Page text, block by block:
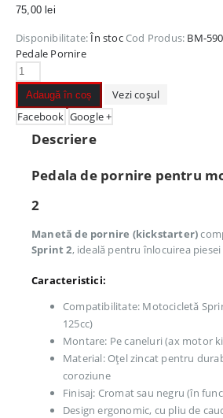
75,00 lei
Disponibilitate:În stocCod Produs: BM-
Pedale Pornire
Adaugă în coș
Vezi coșul
Facebook Google +
Descriere
Pedala de pornire pentru
2
Manetă de pornire (kickstarter)
Sprint 2, ideală pentru înlocuirea
Caracteristici:
Compatibilitate: Motocicletă
125cc)
Montare: Pe caneluri (ax motor
Material: Oțel zincat pentru
coroziune
Finisaj: Cromat sau negru (în
Design ergonomic, cu pliu de